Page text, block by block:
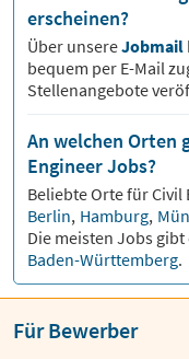
erscheinen?
Über unsereJobmail
bequem per E-Mail
Stellenangebote
An welchen Orten
Engineer Jobs?
Beliebte Orte fürCivil
Berlin, Hamburg,
Die meisten Jobs gibt
Baden-Württemberg.
Für Bewerber